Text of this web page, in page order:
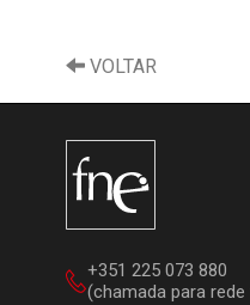
VOLTAR
+351 225 073 880
(chamada para